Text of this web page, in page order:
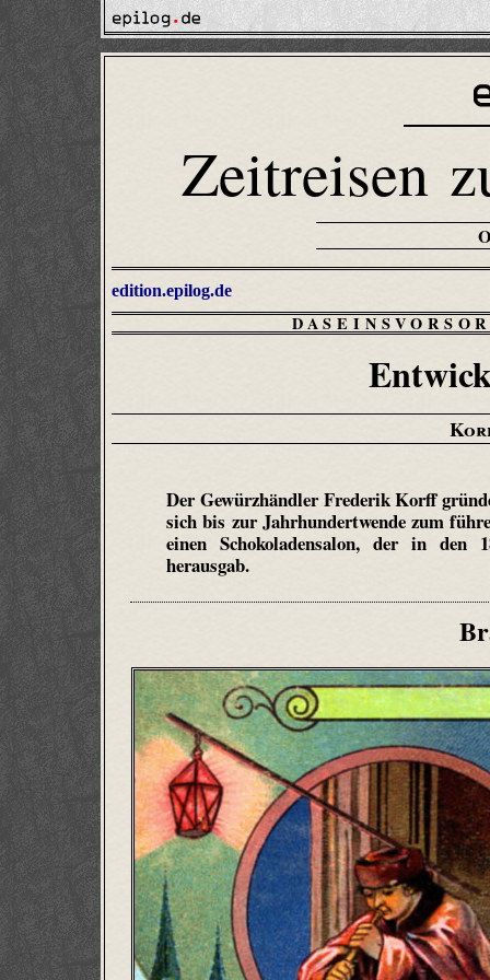
Zeitreisen
edition.epilog.de
Der Gewürzhändler Frederik Korff
sich bis zur Jahrhundertwende zum
einen Schokoladensalon, der in den
herausgab.